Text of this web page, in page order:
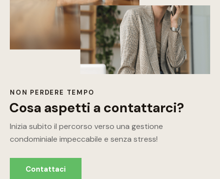
NON PERDERE TEMPO
Cosa aspetti a contattarci?
Inizia subito il percorso verso una gestione
condominiale impeccabile e senza stress!
Contattaci